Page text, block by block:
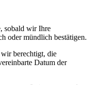
sobald wir Ihre
oder mündlich bestätigen.
berechtigt, die
Datum der